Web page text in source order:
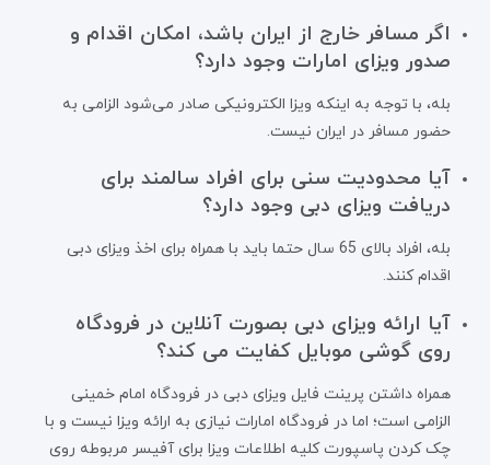
اگر مسافر خارج از ایران باشد، امکان اقدام و
صدور ویزای امارات وجود دارد؟
بله، با توجه به اینکه ویزا الکترونیکی صادر می‌‌شود الزامی به
حضور مسافر در ایران نیست.
آیا محدودیت سنی برای افراد سالمند برای
دریافت ویزای دبی وجود دارد؟
بله، افراد بالای 65 سال حتما باید با همراه برای اخذ ویزای دبی
اقدام کنند.
آیا ارائه ویزای دبی بصورت آنلاین در فرودگاه
روی گوشی موبایل کفایت می کند؟
همراه داشتن پرینت فایل ویزای دبی در فرودگاه امام خمینی
الزامی است؛ اما در فرودگاه امارات نیازی به ارائه ویزا نیست و با
چک کردن پاسپورت کلیه اطلاعات ویزا برای آفیسر مربوطه روی